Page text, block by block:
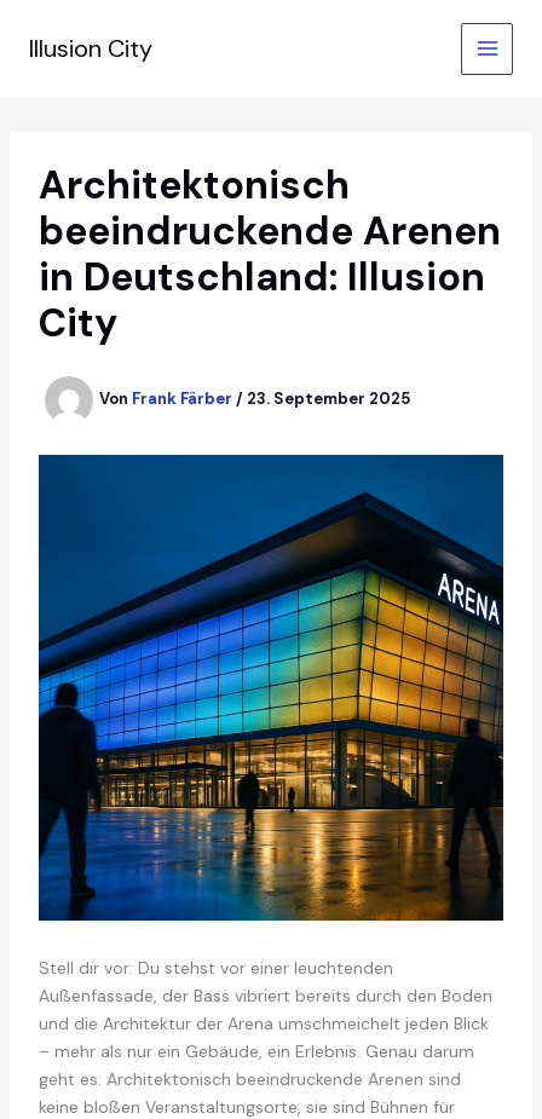
InhaltIllusion City
Architektonisch
beeindruckende Arenen
in Deutschland: Illusion
City
Von Frank Färber / 23. September 2025
Stell dir vor: Du stehst vor einer leuchtenden
Außenfassade, der Bass vibriert bereits durch den Boden
und die Architektur der Arena umschmeichelt jeden Blick
– mehr als nur ein Gebäude, ein Erlebnis. Genau darum
geht es: Architektonisch beeindruckende Arenen sind
keine bloßen Veranstaltungsorte, sie sind Bühnen für